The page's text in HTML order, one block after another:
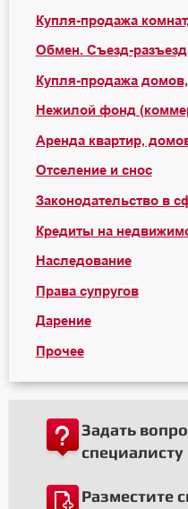
Купля-продажа
Обмен. Съезд-разъезд
Купля-продажа
Нежилой фонд
Аренда квартир,
Отселение и снос
Законодательство в
Кредиты на
Наследование
Права супругов
Дарение
Прочее
Задать
специалисту
Разместите